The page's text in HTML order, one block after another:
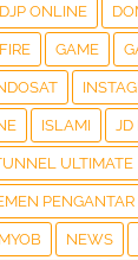
DJP ONLINE
GAME
ISLAMI JD
ULTIMATE
PENGANTAR
MYOB NEWS